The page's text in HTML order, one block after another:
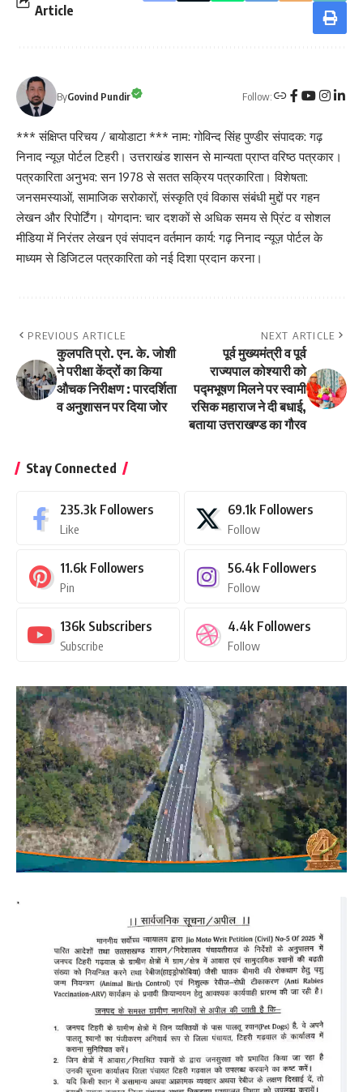
Article
ByGovind Pundir Follow:
*** संक्षिप्त परिचय / बायोडाटा *** नाम: गोविन्द सिंह पुण्डीर संपादक: गढ़
निनाद न्यूज़ पोर्टल टिहरी। उत्तराखंड शासन से मान्यता प्राप्त वरिष्ठ पत्रकार।
पत्रकारिता अनुभव: सन 1978 से सतत सक्रिय पत्रकारिता। विशेषता:
जनसमस्याओं, सामाजिक सरोकारों, संस्कृति एवं विकास संबंधी मुद्दों पर गहन
लेखन और रिपोर्टिंग। योगदान: चार दशकों से अधिक समय से प्रिंट व सोशल
मीडिया में निरंतर लेखन एवं संपादन वर्तमान कार्य: गढ़ निनाद न्यूज़ पोर्टल के
माध्यम से डिजिटल पत्रकारिता को नई दिशा प्रदान करना।
PREVIOUS ARTICLE
कुलपति प्रो. एन. के. जोशी
ने परीक्षा केंद्रों का किया
औचक निरीक्षण : पारदर्शिता
व अनुशासन पर दिया जोर
NEXT ARTICLE
पूर्व मुख्यमंत्री व पूर्व
राज्यपाल कोश्यारी को
पद्मभूषण मिलने पर स्वामी
रसिक महाराज ने दी बधाई,
बताया उत्तराखण्ड का गौरव
Stay Connected
235.3k Followers
Like
69.1k Followers
Follow
11.6k Followers
Pin
56.4k Followers
Follow
136k Subscribers
Subscribe
4.4k Followers
Follow